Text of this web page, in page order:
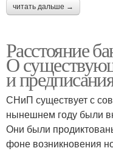
читать дальше →
Расстояние
О
и
СНиП существует с
нынешнем году были
Они были
фоне возникновения